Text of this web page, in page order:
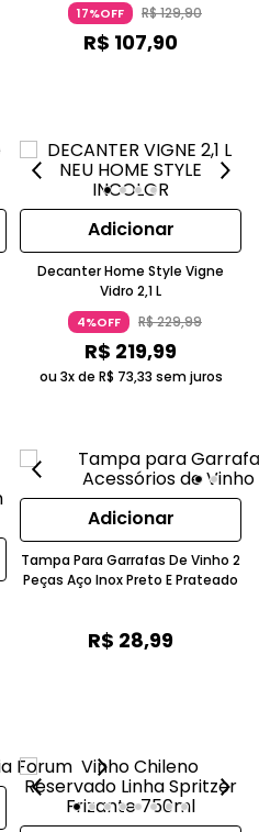
17%OFF R$129,90
R$ 107,90
Adicionar
Decanter Home Style Vigne
Vidro 2,1 L
4%OFF R$229,99
R$ 219,99
ou 3x de R$ 73,33 sem juros
Adicionar
Tampa Para Garrafas De Vinho 2
Peças Aço Inox Preto E Prateado
R$ 28,99